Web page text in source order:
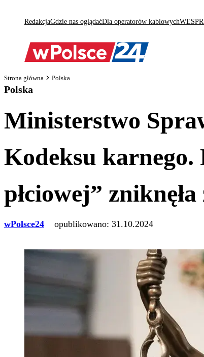
RedakcjaGdzie nas oglądaćDla operatorów kablowych
Strona główna Polska
Polska
Ministerstwo
Kodeksu karnego.
płciowej”
wPolsce24 opublikowano: 31.10.2024